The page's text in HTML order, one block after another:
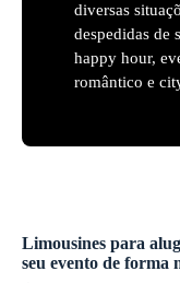
diversas
despedidas de
happy hour,
romântico e
Limousines para
seu evento de forma